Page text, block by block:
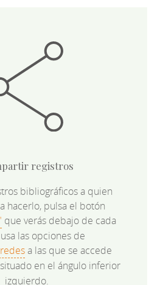
registros
bibliográficos a quien
hacerlo, pulsa el botón
que verás debajo de cada
las opciones de
a las que se accede
en el ángulo inferior
izquierdo.